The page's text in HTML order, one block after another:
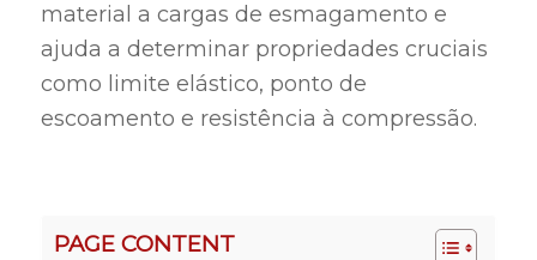
material a cargas de esmagamento e
ajuda a determinar propriedades cruciais
como limite elástico, ponto de
escoamento e resistência à compressão.
PAGE CONTENT